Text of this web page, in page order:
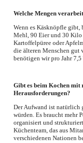
Welche Mengen
Wenn es Käsknöpfle gibt,
Mehl, 90 Eier und 30 Kilo
Kartoffelpüree oder
die älteren Menschen gut
benötigen wir pro Jahr
Gibt es beim Kochen mit
Herausforderungen?
Der Aufwand ist natürlich
würden. Es braucht mehr
organisiert und
Küchenteam, das aus
verschiedenen Nationen